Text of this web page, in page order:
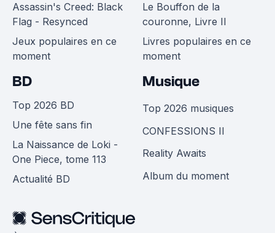
Assassin's Creed: Black
Flag - Resynced
Jeux populaires en ce
moment
Le Bouffon de la
couronne, Livre II
Livres populaires en ce
moment
BD
Top 2026 BD
Une fête sans fin
La Naissance de Loki -
One Piece, tome 113
Actualité BD
Musique
Top 2026 musiques
CONFESSIONS II
Reality Awaits
Album du moment